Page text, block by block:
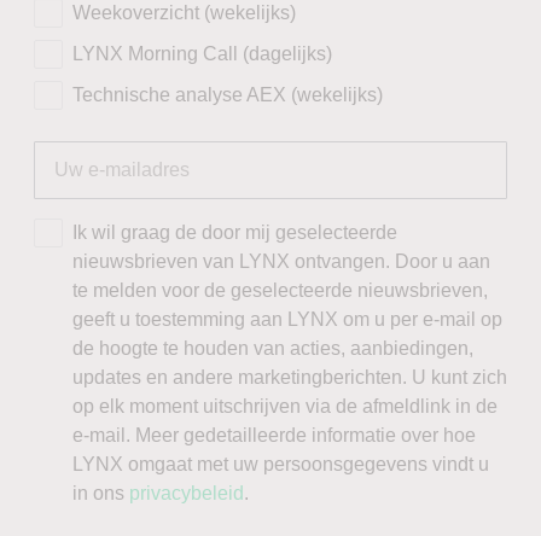
Weekoverzicht (wekelijks)
LYNX Morning Call (dagelijks)
Technische analyse AEX (wekelijks)
Ik wil graag de door mij geselecteerde
nieuwsbrieven van LYNX ontvangen. Door u aan
te melden voor de geselecteerde nieuwsbrieven,
geeft u toestemming aan LYNX om u per e-mail op
de hoogte te houden van acties, aanbiedingen,
updates en andere marketingberichten. U kunt zich
op elk moment uitschrijven via de afmeldlink in de
e-mail. Meer gedetailleerde informatie over hoe
LYNX omgaat met uw persoonsgegevens vindt u
in ons privacybeleid .